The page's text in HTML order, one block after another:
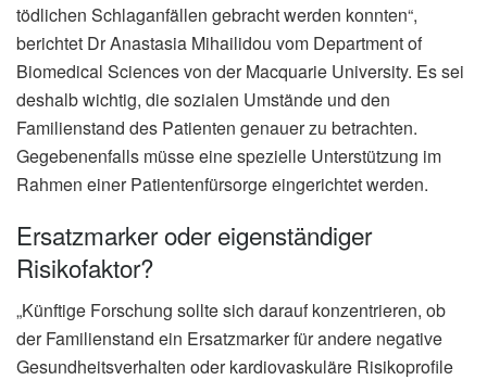
tödlichen Schlaganfällen gebracht werden konnten“,
berichtet Dr Anastasia Mihailidou vom Department of
Biomedical Sciences von der Macquarie University. Es sei
deshalb wichtig, die sozialen Umstände und den
Familienstand des Patienten genauer zu betrachten.
Gegebenenfalls müsse eine spezielle Unterstützung im
Rahmen einer Patientenfürsorge eingerichtet werden.
Ersatzmarker oder eigenständiger
Risikofaktor?
„Künftige Forschung sollte sich darauf konzentrieren, ob
der Familienstand ein Ersatzmarker für andere negative
Gesundheitsverhalten oder kardiovaskuläre Risikoprofile